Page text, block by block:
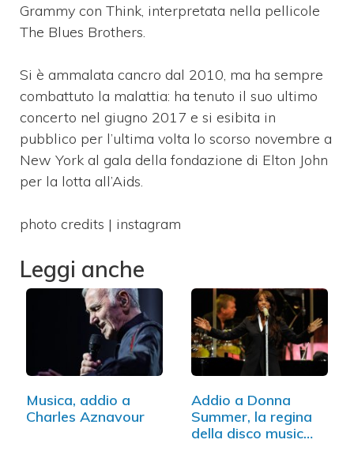
Grammy con Think, interpretata nella pellicole
The Blues Brothers.
Si è ammalata cancro dal 2010, ma ha sempre
combattuto la malattia: ha tenuto il suo ultimo
concerto nel giugno 2017 e si esibita in
pubblico per l’ultima volta lo scorso novembre a
New York al gala della fondazione di Elton John
per la lotta all’Aids.
photo credits | instagram
Leggi anche
Musica, addio a
Charles Aznavour
Addio a Donna
Summer, la regina
della disco music…